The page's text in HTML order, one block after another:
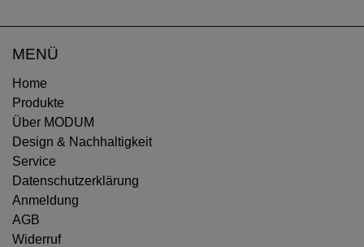
MENÜ
Home
Produkte
Über MODUM
Design & Nachhaltigkeit
Service
Datenschutzerklärung
Anmeldung
AGB
Widerruf